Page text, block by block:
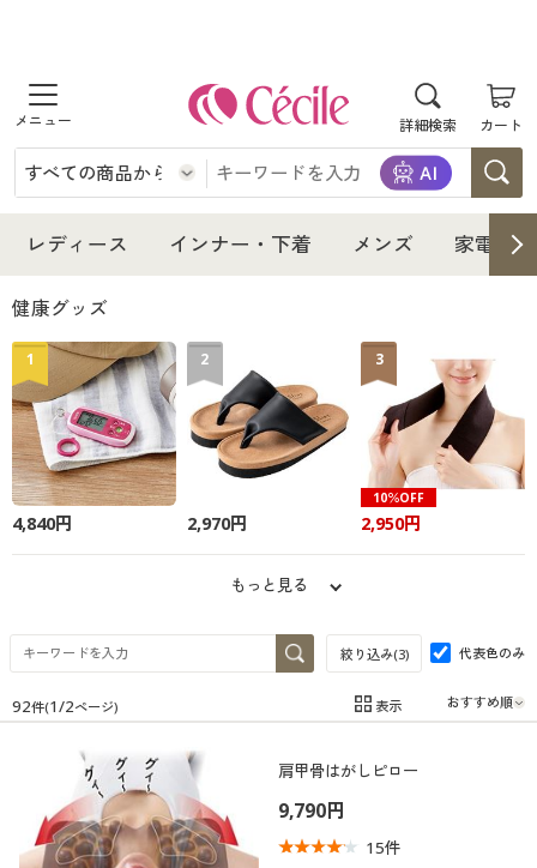
詳細検索 カート
商品を探す
レディース
レディースファッション
女性下着
インナー・下着
インナー・下着通販すべて
女性下着
メンズ下着
ジュニア・ティーンズ下着
メンズ
メンズ通販すべて
メンズファッション
メンズ下着
家電・雑貨
家電・雑貨すべて
家電
寝具・インテリア・家具
寝具・インテリア・家具通販すべて
寝具・ベッド
カーテン・ラグ・ファブリック
美容・健康
美容・健康通販すべて
美容・健康・サプリメント
制服・スクール
制服・スクールすべて
制服・学生服
ジュニア・ティーンズ下着
大きいサイズ
大きいサイズ通販すべて
大きいサイズ レディース服
大きいサイズ レディース下着
バーゲン
バーゲンセール
シークレットセール
詳細検索
商品カテゴリ一覧
レディース インナー・下着 メンズ 家電・
健康グッズ
1
4,840円
2
2,970円
3
10％OFF
2,950円
もっと見る
絞り込み(3) 代表色のみ
在庫 在庫のある商品のみ表示
カテゴリ
92件(1/2ページ) 表示
肩甲骨はがしピロー
9,790円
15件